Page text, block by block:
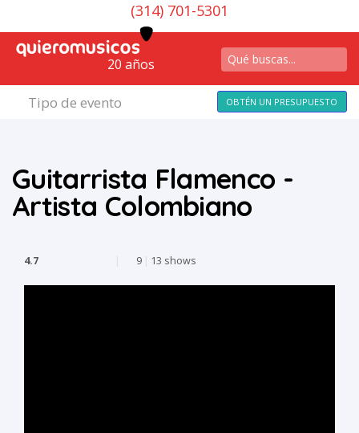
(314) 701-5301
20 años
Tipo de evento OBTÉN UN PRESUPUESTO
Guitarrista Flamenco -
Artista Colombiano
4.7 | 9 | 13 shows